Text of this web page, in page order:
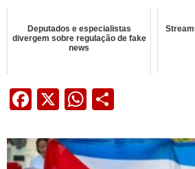
Deputados e especialistas
divergem sobre regulação de fake
news
Facebook
X WhatsApp